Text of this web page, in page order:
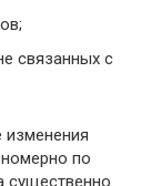
связанных с
по
существенно